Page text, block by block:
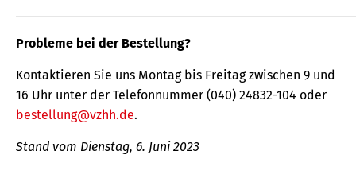
Probleme bei der Bestellung?
Kontaktieren Sie uns Montag bis Freitag zwischen 9 und
16 Uhr unter der Telefonnummer (040) 24832-104 oder
bestellung@vzhh.de.
Stand vom Dienstag, 6. Juni 2023